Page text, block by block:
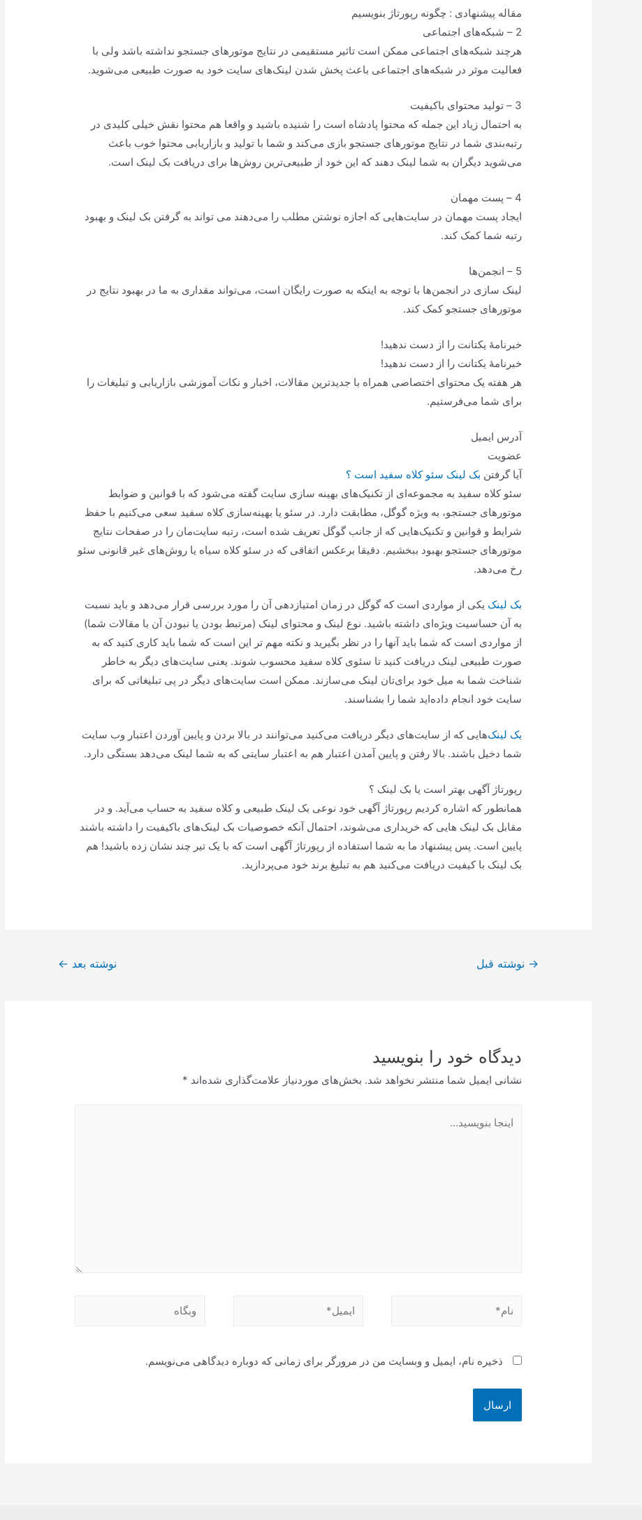
مقاله پیشنهادی : چگونه رپورتاژ بنویسیم
2 – شبکه‌های اجتماعی
هرچند شبکه‌های اجتماعی ممکن است تاثیر مستقیمی در نتایج موتورهای جستجو نداشته باشد ولی با
فعالیت موثر در شبکه‌های اجتماعی باعث پخش شدن لینک‌های سایت خود به صورت طبیعی می‌شوید.
3 – تولید محتوای باکیفیت
به احتمال زیاد این جمله که محتوا پادشاه است را شنیده باشید و واقعا هم محتوا نقش خیلی کلیدی در
رتبه‌بندی شما در نتایج موتورهای جستجو بازی می‌کند و شما با تولید و بازاریابی محتوا خوب باعث
می‌شوید دیگران به شما لینک دهند که این خود از طبیعی‌ترین روش‌ها برای دریافت بک لینک است.
4 – پست مهمان
ایجاد پست مهمان در سایت‌هایی که اجازه نوشتن مطلب را می‌دهند می تواند به گرفتن بک لینک و بهبود
رتبه شما کمک کند.
5 – انجمن‌ها
لینک سازی در انجمن‌ها با توجه به اینکه به صورت رایگان است، می‌تواند مقداری به ما در بهبود نتایج در
موتورهای جستجو کمک کند.
خبرنامۀ یکتانت را از دست ندهید!
خبرنامۀ یکتانت را از دست ندهید!
هر هفته یک محتوای اختصاصی همراه با جدیدترین مقالات، اخبار و نکات آموزشی بازاریابی و تبلیغات را
برای شما می‌فرستیم.
آدرس ایمیل
عضویت
آیا گرفتن بک لینک سئو کلاه سفید است ؟
سئو کلاه سفید به مجموعه‌ای از تکنیک‌های بهینه سازی سایت گفته می‌شود که با قوانین و ضوابط
موتورهای جستجو، به ویژه گوگل، مطابقت دارد. در سئو یا بهینه‌سازی کلاه سفید سعی می‌کنیم با حفظ
شرایط و قوانین و تکنیک‌هایی که از جانب گوگل تعریف شده است، رتبه سایت‌مان را در صفحات نتایج
موتورهای جستجو بهبود ببخشیم. دقیقا برعکس اتفاقی که در سئو کلاه سیاه یا روش‌های غیر قانونی سئو
رخ می‌دهد.
بک لینک یکی از مواردی است که گوگل در زمان امتیاز‌دهی آن را مورد بررسی قرار می‌دهد و باید نسبت
به آن حساسیت ویژه‌ای داشته باشید. نوع لینک و محتوای لینک (مرتبط بودن یا نبودن آن با مقالات شما)
از مواردی است که شما باید آنها را در نظر بگیرید و نکته مهم تر این است که شما باید کاری کنید که به
صورت طبیعی لینک دریافت کنید تا سئوی کلاه سفید محسوب شوند. یعنی سایت‌های دیگر به خاطر
شناخت شما به میل خود برای‌تان لینک می‌سازند. ممکن است سایت‌های دیگر در پی تبلیغاتی که برای
سایت خود انجام داده‌اید شما را بشناسند.
بک لینک‌هایی که از سایت‌های دیگر دریافت می‌کنید می‌توانند در بالا بردن و پایین آوردن اعتبار وب سایت
شما دخیل باشند. بالا رفتن و پایین آمدن اعتبار هم به اعتبار سایتی که به شما لینک می‌دهد بستگی دارد.
رپورتاژ آگهی بهتر است یا بک لینک ؟
همانطور که اشاره کردیم رپورتاژ آگهی خود نوعی بک لینک طبیعی و کلاه سفید به حساب می‌آید. و در
مقابل بک لینک هایی که خریداری می‌شوند، احتمال آنکه خصوصیات بک لینک‌های باکیفیت را داشته باشند
پایین است. پس پیشنهاد ما به شما استفاده از رپورتاژ آگهی است که با یک تیر چند نشان زده باشید! هم
بک لینک با کیفیت دریافت می‌کنید هم به تبلیغ برند خود می‌پردازید.
→ نوشته قبل نوشته بعد ←
دیدگاه‌ خود را بنویسید
نشانی ایمیل شما منتشر نخواهد شد. بخش‌های موردنیاز علامت‌گذاری شده‌اند *
بنویسید…
نام* ایمیل* وبگاه
ذخیره نام، ایمیل و وبسایت من در مرورگر برای زمانی که دوباره دیدگاهی می‌نویسم.